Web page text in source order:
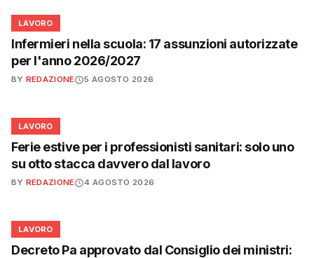
💼
LAVORO
Infermieri nella scuola: 17 assunzioni autorizzate
per l'anno 2026/2027
BY REDAZIONE 5 AGOSTO 2026
💼
LAVORO
Ferie estive per i professionisti sanitari: solo uno
su otto stacca davvero dal lavoro
BY REDAZIONE 4 AGOSTO 2026
💼
LAVORO
Decreto Pa approvato dal Consiglio dei ministri: